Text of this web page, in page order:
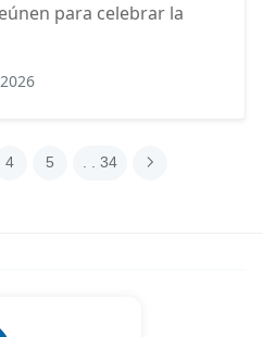
para celebrar la
4 5 . . 34